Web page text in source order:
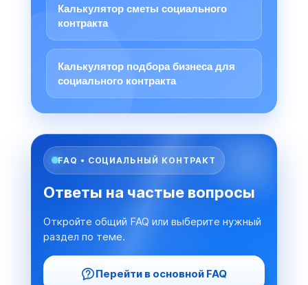
Калькулятор сметы социального
контракта
Калькулятор подбора бизнеса для
социального контракта
FAQ • СОЦИАЛЬНЫЙ КОНТРАКТ
Ответы на частые вопросы
Откройте общий FAQ или выберите нужный
раздел по теме.
Перейти в основной FAQ